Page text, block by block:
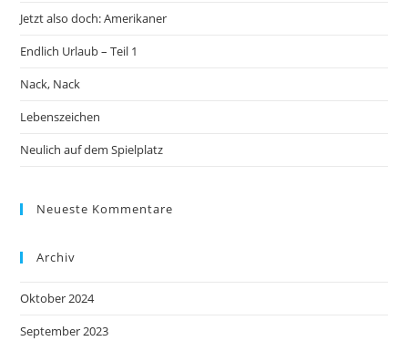
Jetzt also doch: Amerikaner
Endlich Urlaub – Teil 1
Nack, Nack
Lebenszeichen
Neulich auf dem Spielplatz
Neueste Kommentare
Archiv
Oktober 2024
September 2023